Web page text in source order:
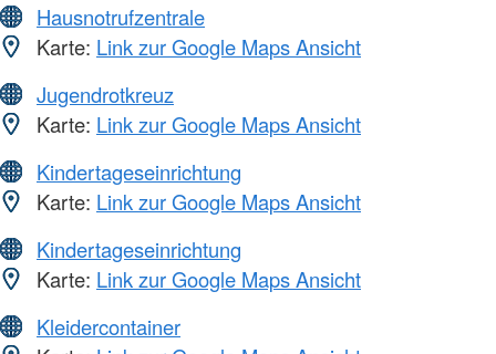
Hausnotrufzentrale
Karte: Link zur Google Maps Ansicht
Jugendrotkreuz
Karte: Link zur Google Maps Ansicht
Kindertageseinrichtung
Karte: Link zur Google Maps Ansicht
Kindertageseinrichtung
Karte: Link zur Google Maps Ansicht
Kleidercontainer